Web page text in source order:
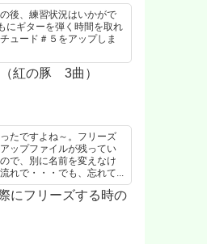
後、練習状況はいかがで
にギターを弾く時間を取れ
ュード＃５をアップしま
紅の豚 3曲）
たですよね～。フリーズ
ップファイルが残ってい
で、別に名前を変えなけ
れで・・・でも、忘れて...
にフリーズする時の